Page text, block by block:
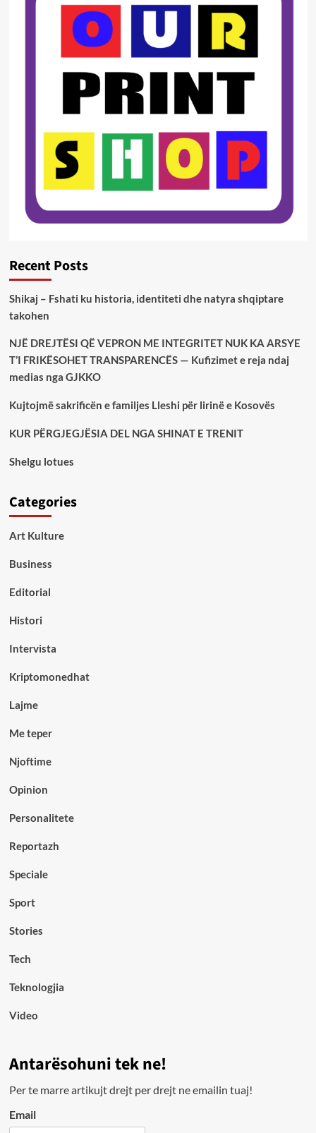
Recent Posts
Shikaj – Fshati ku historia, identiteti dhe natyra shqiptare
takohen
NJË DREJTËSI QË VEPRON ME INTEGRITET NUK KA ARSYE
T’I FRIKËSOHET TRANSPARENCËS — Kufizimet e reja ndaj
medias nga GJKKO
Kujtojmë sakrificën e familjes Lleshi për lirinë e Kosovës
KUR PËRGJEGJËSIA DEL NGA SHINAT E TRENIT
Shelgu lotues
Categories
Art Kulture
Business
Editorial
Histori
Intervista
Kriptomonedhat
Lajme
Me teper
Njoftime
Opinion
Personalitete
Reportazh
Speciale
Sport
Stories
Tech
Teknologjia
Video
Antarësohuni tek ne!
Per te marre artikujt drejt per drejt ne emailin tuaj!
Email